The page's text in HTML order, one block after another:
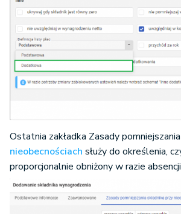
Ostatnia zakładka Zasady
nieobecnościach służy do określenia,
proporcjonalnie obniżony w razie